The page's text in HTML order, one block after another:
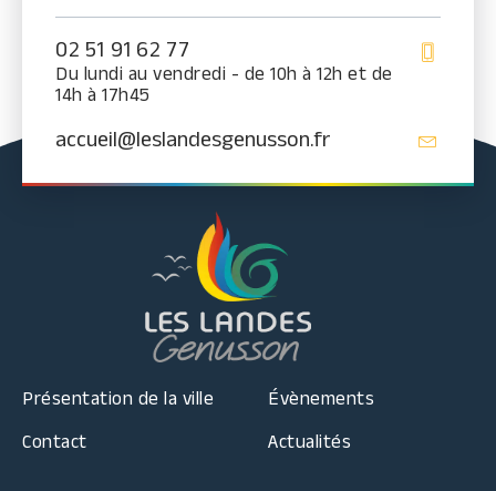
02 51 91 62 77
Du lundi au vendredi - de 10h à 12h et de
14h à 17h45
accueil@leslandesgenusson.fr
Présentation de la ville
Contact
Évènements
Actualités